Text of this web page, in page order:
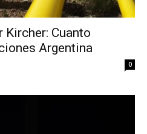
Cuanto
Argentina
0